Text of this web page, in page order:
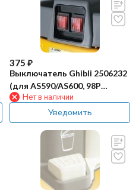
375 ₽
Выключатель Ghibli 2506232
(для AS590/AS600, 98P
WIRBEL)
Нет в наличии
Уведомить